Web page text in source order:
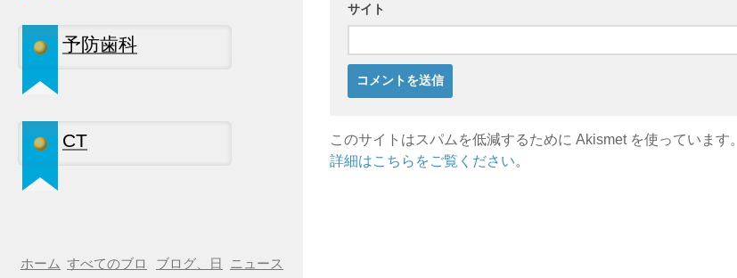
サイト
このサイトはスパムを低減するために Akismet を使っています。
詳細はこちらをご覧ください。
予防歯科
CT
ホーム すべてのブロ
ブログ、日
ニュース